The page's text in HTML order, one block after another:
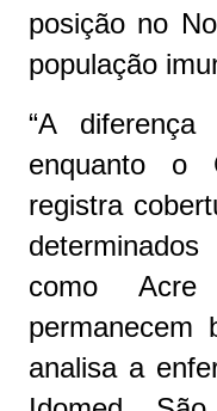
posição no
população
“A diferença
enquanto o
registra
como
permanecem
analisa a